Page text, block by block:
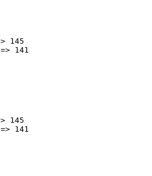
145
141
145
141